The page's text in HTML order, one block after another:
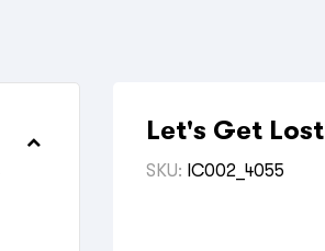
Let's Get Lost
SKU: IC002_4055